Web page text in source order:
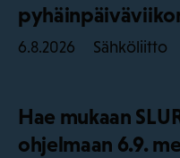
6.8.2026 Sähköliitto
Hae mukaan
ohjelmaan 6.9.